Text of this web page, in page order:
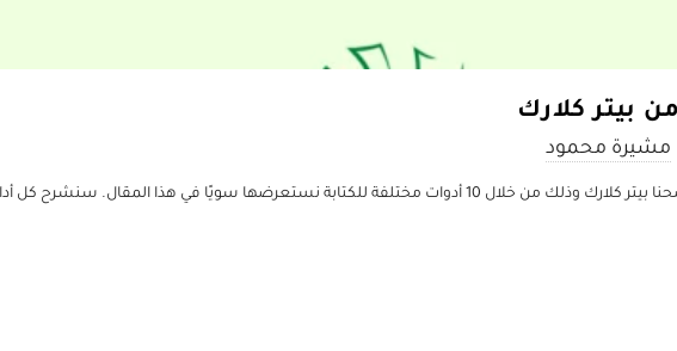
مشيرة محمود
نستكمل رحلتنا لمعرفة أدوات الكتابة من كتاب “أدوات الكتابة” للكاتب بيتر كلارك، لنرى ماذا نصحنا بيتر كلارك وذلك من خلال 10 أدوات مختلفة